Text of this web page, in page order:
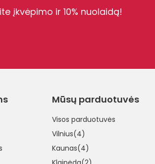
įkvėpimo ir 10% nuolaidą!
Mūsų parduotuvės
Visos parduotuvės
Vilnius(4)
Kaunas(4)